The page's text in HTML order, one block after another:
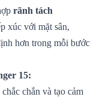
rãnh tách
xúc với mặt sân,
hơn trong mỗi bước
15:
chắn và tạo cảm